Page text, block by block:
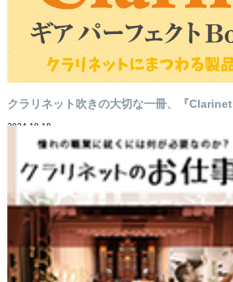
クラリネット吹きの大切な一冊、『Clarinet
2024-10-18